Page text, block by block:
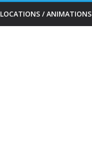
LOCATIONS / ANIMATIONS